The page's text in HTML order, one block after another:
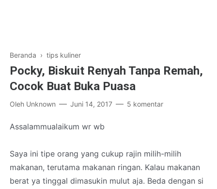
Beranda › tips kuliner
Pocky, Biskuit Renyah Tanpa Remah,
Cocok Buat Buka Puasa
Oleh Unknown Juni 14, 2017 5 komentar
Assalammualaikum wr wb
Saya ini tipe orang yang cukup rajin milih-milih
makanan, terutama makanan ringan. Kalau makanan
berat ya tinggal dimasukin mulut aja. Beda dengan si